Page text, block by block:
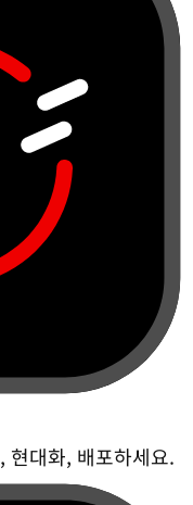
현대화, 배포하세요.